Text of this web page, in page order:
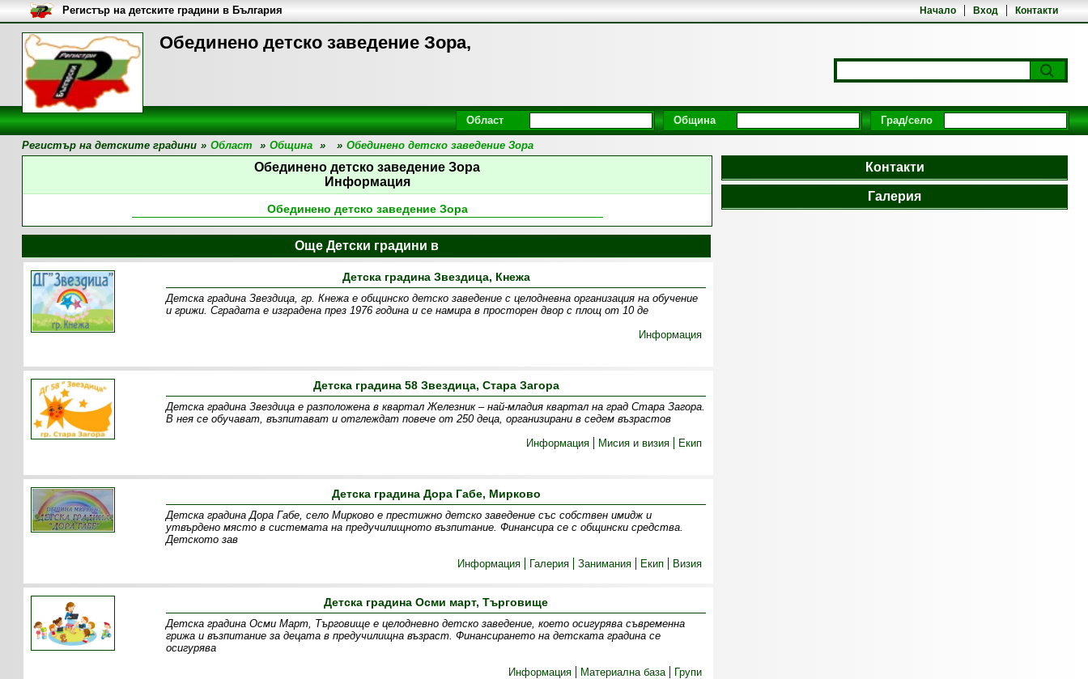
Обединено детско заведение Зора,
Начало Вход Контакти
Регистър на детските градини в България
Област Община Град/село
Регистър на детските градини » Област » Община » » Обединено детско заведение Зора
Обединено детско заведение Зора
Информация
Обединено детско заведение Зора
Контакти
Галерия
Още Детски градини в
Детска градина Звездица, Кнежа
Детска градина Звездица, гр. Кнежа е общинско детско заведение с целодневна организация на обучение
и грижи. Сградата е изградена през 1976 година и се намира в просторен двор с площ от 10 де
Информация
Детска градина 58 Звездица, Стара Загора
Детска градина Звездица е разположена в квартал Железник – най-младия квартал на град Стара Загора.
В нея се обучават, възпитават и отглеждат повече от 250 деца, организирани в седем възрастов
Информация
Мисия и визия Екип
Детска градина Дора Габе, Мирково
Детска градина Дора Габе, село Мирково е престижно детско заведение със собствен имидж и
утвърдено място в системата на предучилищното възпитание. Финансира се с общински средства.
Детското зав
Информация
Галерия Занимания Екип Визия
Детска градина Осми март, Търговище
Детска градина Осми Март, Търговище е целодневно детско заведение, което осигурява съвременна
грижа и възпитание за децата в предучилищна възраст. Финансирането на детската градина се
осигурява
Информация
Материална база Групи